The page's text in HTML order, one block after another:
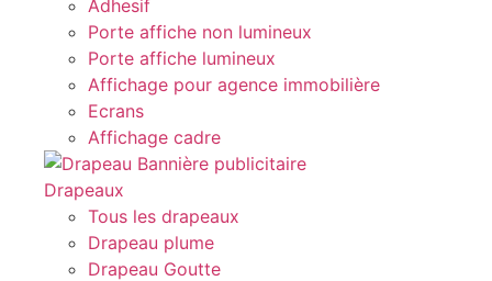
Adhesif
Porte affiche non lumineux
Porte affiche lumineux
Affichage pour agence immobilière
Ecrans
Affichage cadre
Drapeaux
Tous les drapeaux
Drapeau plume
Drapeau Goutte